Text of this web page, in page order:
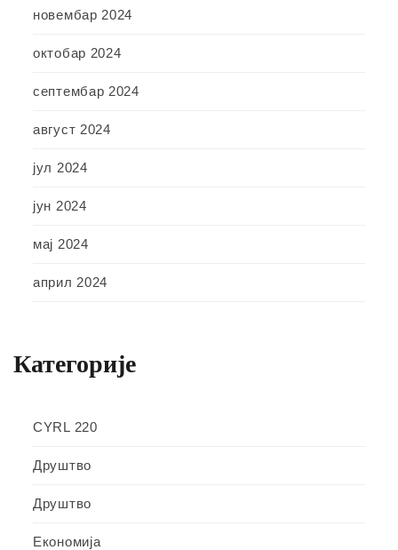
новембар 2024
октобар 2024
септембар 2024
август 2024
јул 2024
јун 2024
мај 2024
април 2024
Категорије
CYRL 220
Друштво
Друштво
Економија